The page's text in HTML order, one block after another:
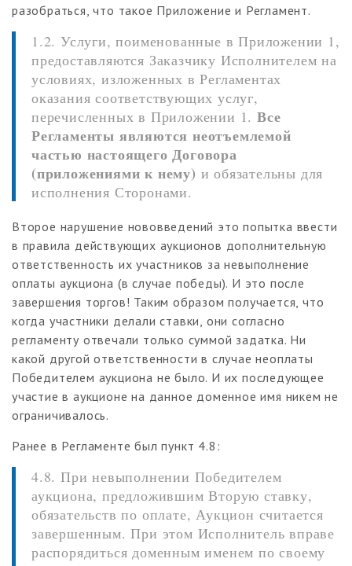
разобраться, что такое Приложение и Регламент.
1.2. Услуги, поименованные в Приложении 1,
предоставляются Заказчику Исполнителем на
условиях, изложенных в Регламентах
оказания соответствующих услуг,
перечисленных в Приложении 1. Все
Регламенты являются неотъемлемой
частью настоящего Договора
(приложениями к нему) и обязательны для
исполнения Сторонами.
Второе нарушение нововведений это попытка ввести
в правила действующих аукционов дополнительную
ответственность их участников за невыполнение
оплаты аукциона (в случае победы). И это после
завершения торгов! Таким образом получается, что
когда участники делали ставки, они согласно
регламенту отвечали только суммой задатка. Ни
какой другой ответственности в случае неоплаты
Победителем аукциона не было. И их последующее
участие в аукционе на данное доменное имя никем не
ограничивалось.
Ранее в Регламенте был пункт 4.8:
4.8. При невыполнении Победителем
аукциона, предложившим Вторую ставку,
обязательств по оплате, Аукцион считается
завершенным. При этом Исполнитель вправе
распорядиться доменным именем по своему